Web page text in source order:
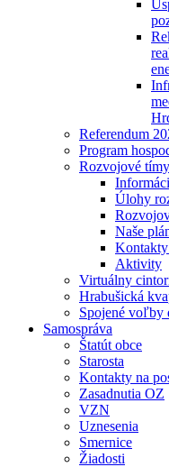
Referendum
Program
Rozvojové
Úlohy
Naše
Aktivity
Virtuálny
Hrabušická
Spojené voľby
Samospráva
Štatút obce
Starosta
Kontakty na
Zasadnutia OZ
VZN
Uznesenia
Smernice
Žiadosti